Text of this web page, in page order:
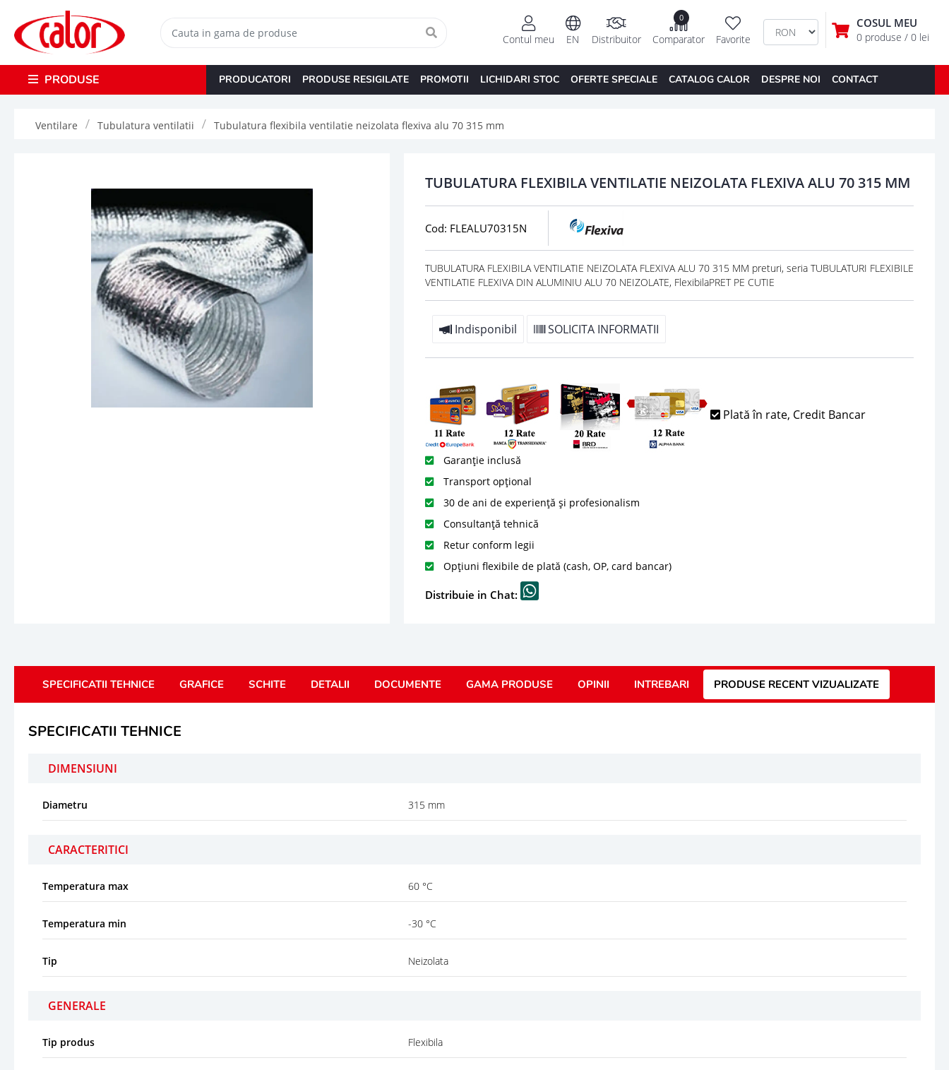
COSUL MEU
0 produse / 0 lei
Favorite
0
Comparator
Distribuitor
EN
Contul meu
PRODUSE PRODUCATORI PRODUSE RESIGILATE PROMOTII LICHIDARI STOC OFERTE SPECIALE CATALOG CALOR DESPRE NOI CONTACT
Ventilare Tubulatura ventilatii Tubulatura flexibila ventilatie neizolata flexiva alu 70 315 mm
TUBULATURA FLEXIBILA VENTILATIE NEIZOLATA FLEXIVA ALU 70 315 MM
Cod: FLEALU70315N
TUBULATURA FLEXIBILA VENTILATIE NEIZOLATA FLEXIVA ALU 70 315 MM preturi, seria TUBULATURI FLEXIBILE
VENTILATIE FLEXIVA DIN ALUMINIU ALU 70 NEIZOLATE, FlexibilaPRET PE CUTIE
Indisponibil SOLICITA INFORMATII
Plată în rate, Credit Bancar
Garanție inclusă
Transport opțional
30 de ani de experiență și profesionalism
Consultanță tehnică
Retur conform legii
Opțiuni flexibile de plată (cash, OP, card bancar)
Distribuie in Chat:
SPECIFICATII TEHNICE GRAFICE SCHITE DETALII DOCUMENTE GAMA PRODUSE OPINII INTREBARI PRODUSE RECENT VIZUALIZATE
SPECIFICATII TEHNICE
DIMENSIUNI
Diametru 315 mm
CARACTERITICI
Temperatura max 60 °C
Temperatura min -30 °C
Tip Neizolata
GENERALE
Tip produs Flexibila